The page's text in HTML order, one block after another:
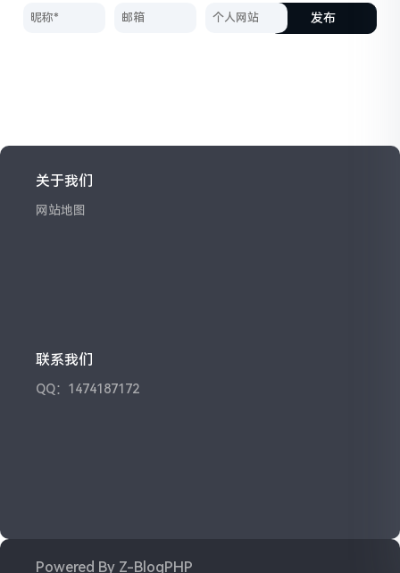
发布
关于我们
网站地图
联系我们
QQ：1474187172
Powered By Z-BlogPHP